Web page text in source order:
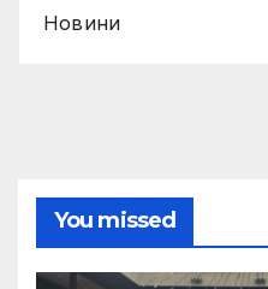
Новини
You missed